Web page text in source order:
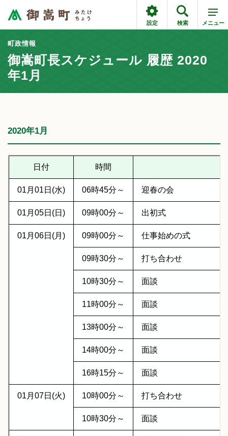
設定 検索 メニュー
町政情報
御嵩町長スケジュール 履歴 2020
年1月
2020年1月
日付 時間
01月01日(水) 06時45分～ 迎春の会
01月05日(日) 09時00分～ 出初式
01月06日(月) 09時00分～ 仕事始めの式
09時30分～ 打ち合わせ
10時30分～ 面談
11時00分～ 面談
13時00分～ 面談
14時00分～ 面談
16時15分～ 面談
01月07日(火) 10時00分～ 打ち合わせ
10時30分～ 面談